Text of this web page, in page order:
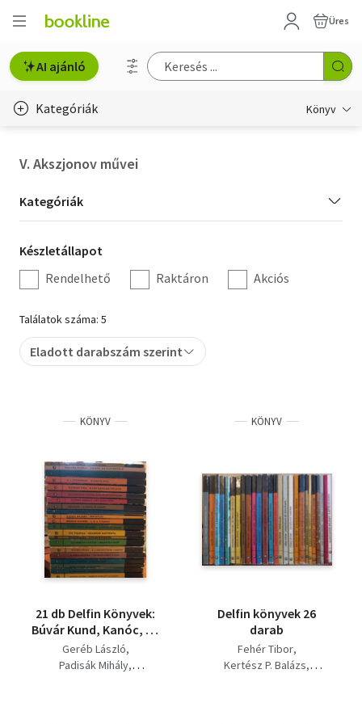
Üres
AI ajánló
Kategóriák Könyv
Hobbi, szabadidő
Irodalom
Művészet
Szakkönyv
Tankönyv, segédkönyv
Társadalomtudomány
Természettudomány
Történelem
Vallás
V. Akszjonov művei
Kategória
szűrés
Kategóriák
Készletállapot
szűrés
Készletállapot
Rendelhető
Raktáron Akciós
Találatok száma: 5
Eladott darabszám szerint
KÖNYV
21 db Delfin Könyvek:
Búvár Kund, Kanóc, az
életművész, Az utolsó
fehértollú, A fekete
Geréb László
Padisák Mihály
KÖNYV
Delfin könyvek 26
darab
Fehér Tibor
Kertész P. Balázs